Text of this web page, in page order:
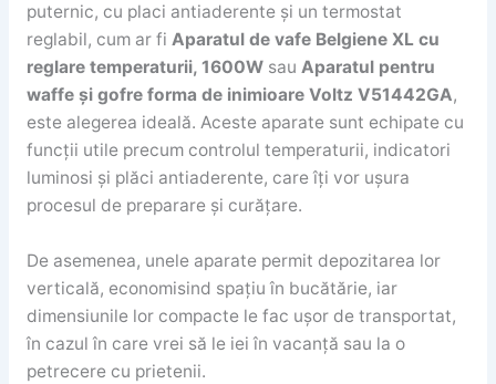
puternic, cu placi antiaderente și un termostat
reglabil, cum ar fi Aparatul de vafe Belgiene XL cu
reglare temperaturii, 1600Wsau Aparatul pentru
waffe și gofre forma de inimioare Voltz V51442GA,
este alegerea ideală. Aceste aparate sunt echipate cu
funcții utile precum controlul temperaturii, indicatori
luminosi și plăci antiaderente, care îți vor ușura
procesul de preparare și curățare.
De asemenea, unele aparate permit depozitarea lor
verticală, economisind spațiu în bucătărie, iar
dimensiunile lor compacte le fac ușor de transportat,
în cazul în care vrei să le iei în vacanță sau la o
petrecere cu prietenii.